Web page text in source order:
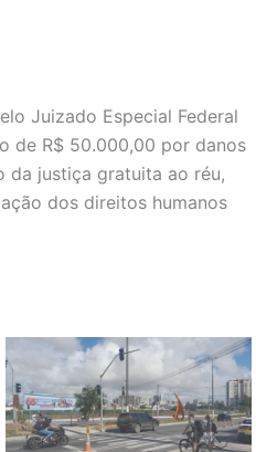
Juizado Especial Federal
de R$ 50.000,00 por danos
da justiça gratuita ao réu,
dos direitos humanos